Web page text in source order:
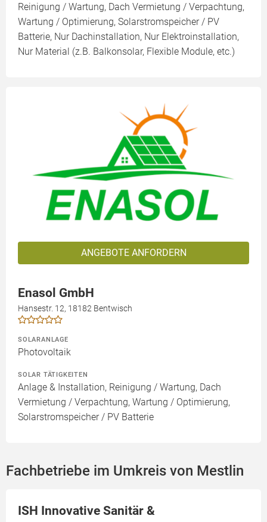
Reinigung / Wartung, Dach Vermietung / Verpachtung,
Wartung / Optimierung, Solarstromspeicher / PV
Batterie, Nur Dachinstallation, Nur Elektroinstallation,
Nur Material (z.B. Balkonsolar, Flexible Module, etc.)
ANGEBOTE ANFORDERN
Enasol GmbH
Hansestr. 12, 18182 Bentwisch
SOLARANLAGE
Photovoltaik
SOLAR TÄTIGKEITEN
Anlage & Installation, Reinigung / Wartung, Dach
Vermietung / Verpachtung, Wartung / Optimierung,
Solarstromspeicher / PV Batterie
Fachbetriebe im Umkreis von Mestlin
ISH Innovative Sanitär &